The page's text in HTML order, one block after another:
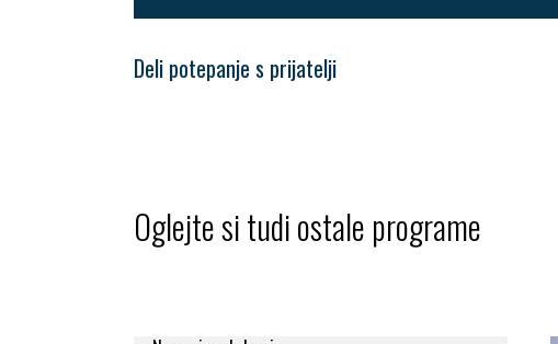
Deli potepanje s prijatelji
Oglejte si tudi ostale programe